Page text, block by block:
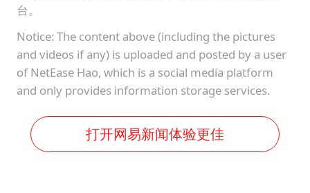
台。
Notice: The content above (including the pictures
and videos if any) is uploaded and posted by a user
of NetEase Hao, which is a social media platform
and only provides information storage services.
打开网易新闻体验更佳